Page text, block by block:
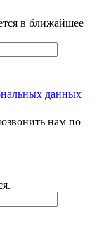
в ближайшее
данных
нам по